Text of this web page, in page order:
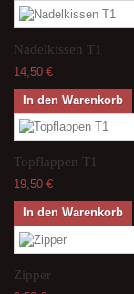
Nadelkissen T1
14,50 €
In den Warenkorb
Topflappen T1
19,50 €
In den Warenkorb
Zipper